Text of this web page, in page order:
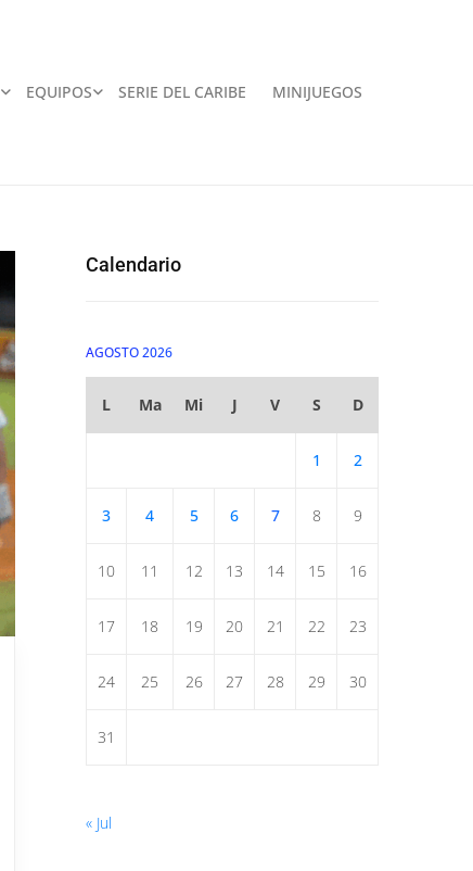
EQUIPOS SERIE DEL CARIBE MINIJUEGOS
Calendario
AGOSTO 2026
L Ma Mi J V S D
1 2
3 4 5 6 7 8 9
10 11 12 13 14 15 16
17 18 19 20 21 22 23
24 25 26 27 28 29 30
31
« Jul